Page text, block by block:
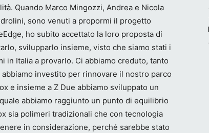
Quando Marco Mingozzi, Andrea e Nicola
sono venuti a propormi il progetto
ho subito accettato la loro proposta di
svilupparlo insieme, visto che siamo stati i
in Italia a provarlo. Ci abbiamo creduto, tanto
abbiamo investito per rinnovare il nostro parco
e insieme a Z Due abbiamo sviluppato un
abbiamo raggiunto un punto di equilibrio
sia polimeri tradizionali che con tecnologia
in considerazione, perché sarebbe stato